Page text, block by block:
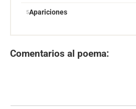
Apariciones
Comentarios al poema: